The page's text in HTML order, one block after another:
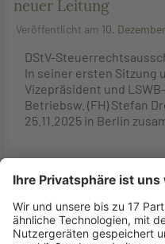
neuer Leitung
Veröffentlicht am 10.
DStV-
In seiner ersten Sitzung
Vizepräsident und
Betriebsw. (FH) Stefan
25.11.2025 in Berlin
Entscheidung zum
Veröffentlicht am5. Dezember